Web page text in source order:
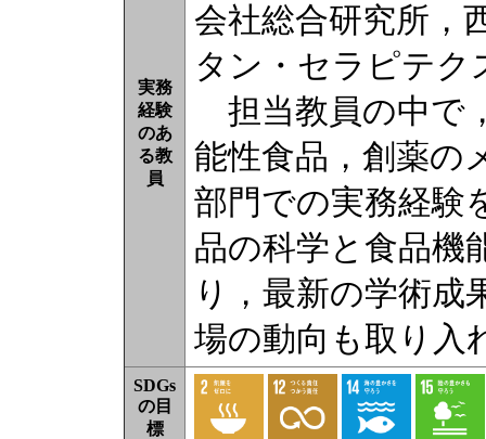
実務
経験
のあ
る教
員
会社総合研究所，
タン・セラピテ
担当教員の中で
能性食品，創薬の
部門での実務経験
品の科学と食品機
り，最新の学術成
場の動向も取り入
SDGs
の目
標